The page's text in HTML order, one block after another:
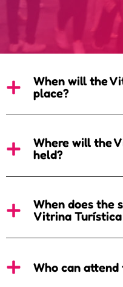
When will the
place?
Where will the
held?
When does the
Vitrina Turística
Who can attend